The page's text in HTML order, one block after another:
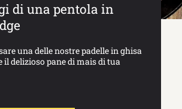
di una pentola in
una delle nostre padelle in ghisa
il delizioso pane di mais di tua